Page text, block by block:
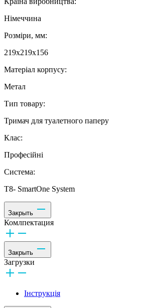
Німеччина
Розміри, мм:
219х219х156
Матеріал корпусу:
Метал
Тип товару:
Тримач для туалетного паперу
Клас:
Професійні
Система:
Т8- SmartOne System
Закрыть
Комлпектация
Закрыть
Загрузки
Інструкція